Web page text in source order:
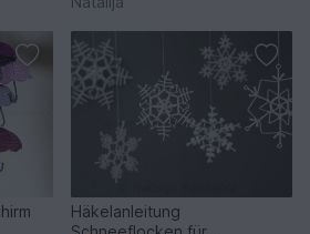
Häkelanleitung